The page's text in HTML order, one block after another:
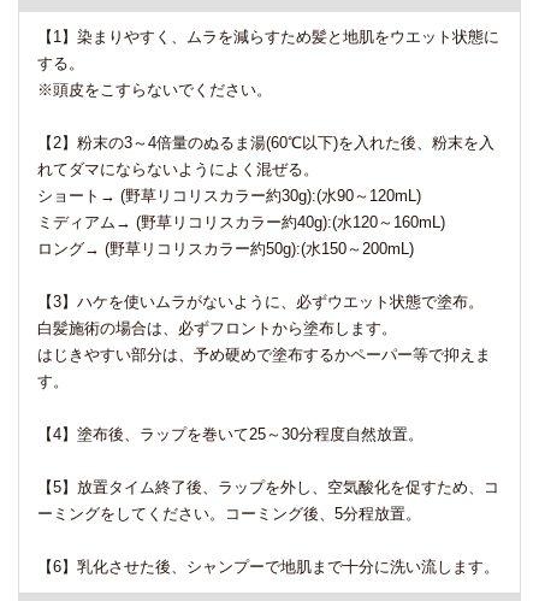
【1】染まりやすく、ムラを減らすため髪と地肌をウエット状態に
する。
※頭皮をこすらないでください。
【2】粉末の3～4倍量のぬるま湯(60℃以下)を入れた後、粉末を入
れてダマにならないようによく混ぜる。
ショート→ (野草リコリスカラー約30g):(水90～120mL)
ミディアム→ (野草リコリスカラー約40g):(水120～160mL)
ロング→ (野草リコリスカラー約50g):(水150～200mL)
【3】ハケを使いムラがないように、必ずウエット状態で塗布。
白髪施術の場合は、必ずフロントから塗布します。
はじきやすい部分は、予め硬めで塗布するかペーパー等で抑えま
す。
【4】塗布後、ラップを巻いて25～30分程度自然放置。
【5】放置タイム終了後、ラップを外し、空気酸化を促すため、コ
ーミングをしてください。コーミング後、5分程放置。
【6】乳化させた後、シャンプーで地肌まで十分に洗い流します。